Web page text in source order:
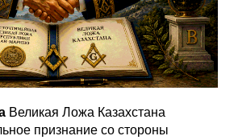
Великая Ложа Казахстана
признание со стороны